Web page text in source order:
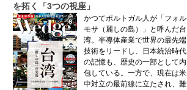
を拓く「3つの視座」
かつてポルトガル人が「フォル
モサ（麗しの島）」と呼んだ台
湾。半導体産業で世界の最先端
技術をリードし、日本統治時代
の記憶も、歴史の一部として内
包している。一方で、現在は米
中対立の最前線に立たされ、難